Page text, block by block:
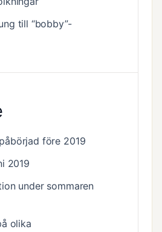
till “bobby”-
före 2019
2019
under sommaren
olika